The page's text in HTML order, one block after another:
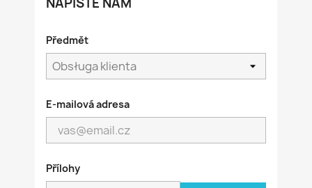
Předmět
E-mailová adresa
Přílohy